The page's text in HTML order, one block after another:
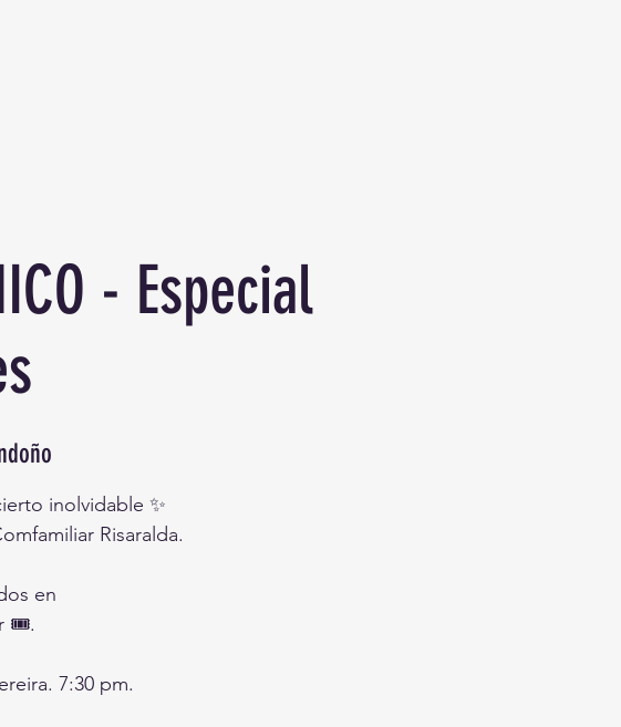
- Especial
inolvidable ✨
Risaralda.
en
🎟️.
7:30 pm.